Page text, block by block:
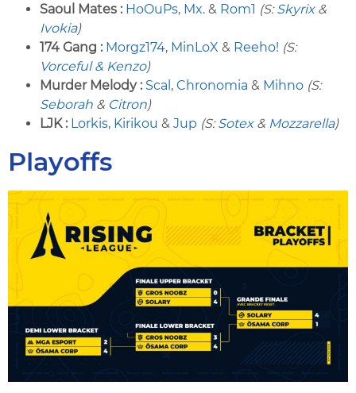
Saoul Mates : HoOuPs, Mx. & Rom1 (S:Skyrix&
Ivokia)
174 Gang : Morgz174, MinLoX & Reeho! (S:
Vorceful & Kenzo)
Murder Melody : Scal , Chronomia & Mihno (S:
Seborah & Citron)
LJK : Lorkis, Kirikou & Jup (S:Sotex& Mozzarella)
Playoffs